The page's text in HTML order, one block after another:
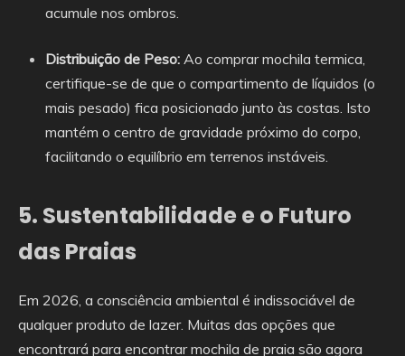
acumule nos ombros.
Distribuição de Peso: Ao comprar mochila termica,
certifique-se de que o compartimento de líquidos (o
mais pesado) fica posicionado junto às costas. Isto
mantém o centro de gravidade próximo do corpo,
facilitando o equilíbrio em terrenos instáveis.
5. Sustentabilidade e o Futuro
das Praias
Em 2026, a consciência ambiental é indissociável de
qualquer produto de lazer. Muitas das opções que
encontrará para encontrar mochila de praia são agora